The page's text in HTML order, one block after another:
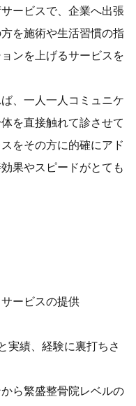
ービスで、企業へ出張
を施術や生活習慣の指
ンを上げるサービスを
、一人一人コミュニケ
を直接触れて診させて
をその方に的確にアド
果やスピードがとても
ービスの提供
実績、経験に裏打ちさ
ら繁盛整骨院レベルの